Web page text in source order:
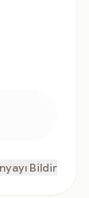
Bildir